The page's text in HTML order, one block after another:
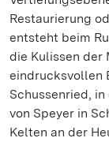
Restaurierung
entsteht beim
die Kulissen der
eindrucksvollen
Schussenried,
von Speyer in
Kelten an der